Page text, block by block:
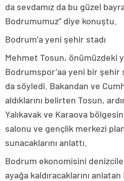
da sevdamız da bu güzel
Bodrumumuz” diye konuştu.
Bodrum’a yeni şehir stadı
Mehmet Tosun, önümüzdeki
Bodrumspor’aa yeni bir şehir
da söyledi. Bakandan ve
aldıklarını belirten Tosun,
Yalıkavak ve Karaova
salonu ve gençlik merkezi
sunacaklarını anlattı.
Bodrum ekonomisini
ayağa kaldıracaklarını